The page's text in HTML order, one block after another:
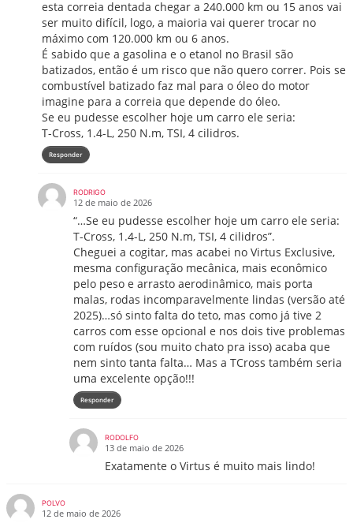
esta correia dentada chegar a 240.000 km ou 15 anos vai
ser muito difícil, logo, a maioria vai querer trocar no
máximo com 120.000 km ou 6 anos.
É sabido que a gasolina e o etanol no Brasil são
batizados, então é um risco que não quero correr. Pois se
combustível batizado faz mal para o óleo do motor
imagine para a correia que depende do óleo.
Se eu pudesse escolher hoje um carro ele seria:
T-Cross, 1.4-L, 250 N.m, TSI, 4 cilidros.
Responder
RODRIGO
12 de maio de 2026
“…Se eu pudesse escolher hoje um carro ele seria:
T-Cross, 1.4-L, 250 N.m, TSI, 4 cilidros”.
Cheguei a cogitar, mas acabei no Virtus Exclusive,
mesma configuração mecânica, mais econômico
pelo peso e arrasto aerodinâmico, mais porta
malas, rodas incomparavelmente lindas (versão até
2025)…só sinto falta do teto, mas como já tive 2
carros com esse opcional e nos dois tive problemas
com ruídos (sou muito chato pra isso) acaba que
nem sinto tanta falta… Mas a TCross também seria
uma excelente opção!!!
Responder
RODOLFO
13 de maio de 2026
Exatamente o Virtus é muito mais lindo!
POLVO
12 de maio de 2026